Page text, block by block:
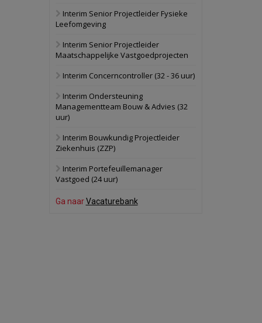
28 september 2026
Grootschalig
bedrijventerrein
Bekijk
Schuinesloot
27 augustus 2026 Binnenvaartschip
17 september 2026
17 september 2026
Voormalig
Interim Senior Projectleider Fysieke
Leefomgeving
Interim Senior Projectleider
Maatschappelijke Vastgoedprojecten
Interim Concerncontroller (32 - 36 uur)
Interim Ondersteuning
Managementteam Bouw & Advies (32
uur)
Interim Bouwkundig Projectleider
Ziekenhuis (ZZP)
Interim Portefeuillemanager
Vastgoed (24 uur)
Ga naarVacaturebank